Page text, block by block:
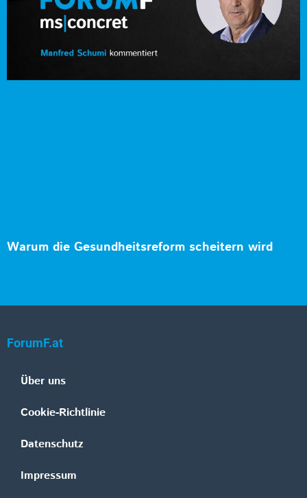
Warum die Gesundheitsreform scheitern wird
ForumF.at
Über uns
Cookie-Richtlinie
Datenschutz
Impressum